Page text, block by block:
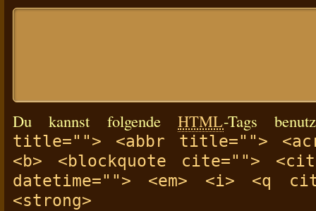
Kommentar
Du kannst folgende HTML-Tags
title=""> <abbr title="">
<b> <blockquote cite="">
datetime=""> <em> <i> <q
<strong>